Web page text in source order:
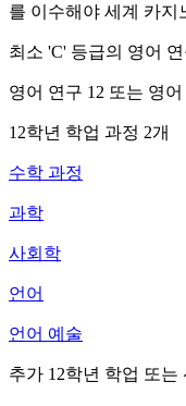
를 이수해야 세계 카지
최소 'C' 등급의 영어 연
영어 연구 12 또는 영
12학년 학업 과정 2개
수학 과정
과학
사회학
언어
언어 예술
추가 12학년 학업 또는